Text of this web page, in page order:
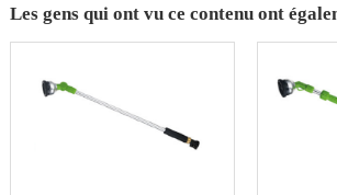
Les gens qui ont vu ce contenu ont